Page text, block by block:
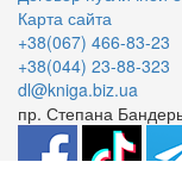
Карта сайта
+38(067) 466-83-23
+38(044) 23-88-323
dl@kniga.biz.ua
пр. Степана